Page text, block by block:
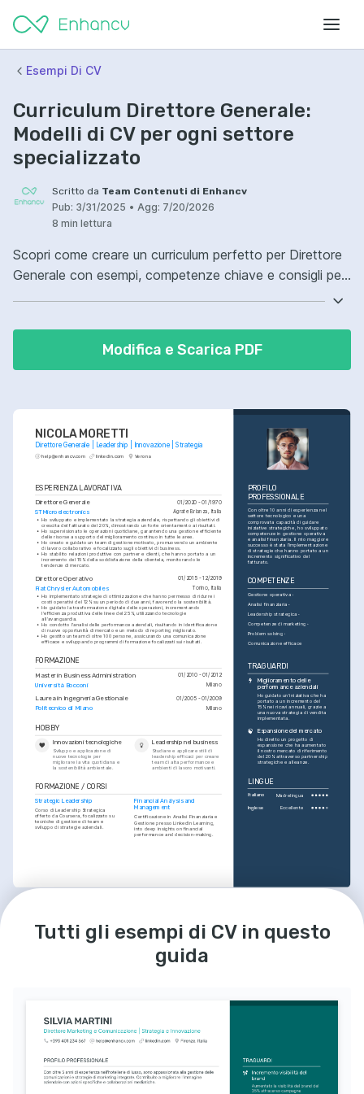
Esempi Di CV
Curriculum Direttore Generale:
Modelli di CV per ogni settore
specializzato
Scritto da Team Contenuti di Enhancv
Pub: 3/31/2025 • Agg: 7/20/2026
8 min lettura
Scopri come creare un curriculum perfetto per Direttore
Generale con esempi, competenze chiave e consigli per
Modifica e Scarica PDF
NICOLA MORETTI
Direttore Generale | Leadership | Innovazione | Strategia
help@enhancv.com linkedin.com Verona
ESPERIENZA LAVORATIVA
Direttore Generale 01/2020 - 01/1970
STMicroelectronics Agrate Brianza, Italia
• Ho sviluppato e implementato la strategia aziendale, rispettando gli obiettivi di
crescita del fatturato del 20%, dimostrando un forte orientamento ai risultati.
• Ho supervisionato le operazioni quotidiane, garantendo una gestione efficiente
delle risorse a supporto del miglioramento continuo in tutte le aree.
• Ho creato e guidato un team di gestione motivato, promuovendo un ambiente
di lavoro collaborativo e focalizzato sugli obiettivi di business.
• Ho stabilito relazioni produttive con partner e clienti, che hanno portato a un
incremento del 15% della soddisfazione della clientela, monitorando le
tendenze di mercato.
Direttore Operativo 01/2015 - 12/2019
Fiat Chrysler Automobiles Torino, Italia
• Ho implementato strategie di ottimizzazione che hanno permesso di ridurre i
costi operativi del 12% su un periodo di due anni, favorendo la sostenibilità.
• Ho guidato la trasformazione digitale delle operazioni, incrementando
l'efficienza produttiva delle linee del 25%, utilizzando tecnologie
all'avanguardia.
• Ho condotto l'analisi delle performance aziendali, risultando in identificazione
di nuove opportunità di mercato e un metodo di reporting migliorato.
• Ho gestito un team di oltre 100 persone, assicurando una comunicazione
efficace e sviluppando programmi di formazione focalizzati sui risultati.
FORMAZIONE
Master in Business Administration 01/2010 - 01/2012
Università Bocconi Milano
Laurea in Ingegneria Gestionale 01/2005 - 01/2009
Politecnico di Milano Milano
HOBBY
Innovazioni tecnologiche
Sviluppo e applicazione di
nuove tecnologie per
migliorare la vita quotidiana e
la sostenibilità ambientale.
Leadership nel business
Studiare e applicare stili di
leadership efficaci per creare
team di alta performance e
ambienti di lavoro motivanti.
FORMAZIONE / CORSI
Strategic Leadership
Corso di Leadership Strategica
offerto da Coursera, focalizzato su
tecniche di gestione di team e
sviluppo di strategie aziendali.
Financial Analysis and
Management
Certificazione in Analisi Finanziaria e
Gestione presso LinkedIn Learning,
into deep insights on financial
performance and decision-making.
PROFILO
PROFESSIONALE
Con oltre 10 anni di esperienza nel
settore tecnologico e una
comprovata capacità di guidare
iniziative strategiche, ho sviluppato
competenze in gestione operativa
e analisi finanziaria. Il mio maggiore
successo è stata l’implementazione
di strategie che hanno portato a un
incremento significativo del
fatturato.
COMPETENZE
Gestione operativa
Analisi finanziaria
Leadership strategica
Competenze di marketing
Problem solving
Comunicazione efficace
TRAGUARDI
Miglioramento delle
performance aziendali
Ho guidato un'iniziativa che ha
portato a un incremento del
15% nei ricavi annuali, grazie a
una nuova strategia di vendita
implementata.
Espansione del mercato
Ho diretto un progetto di
espansione che ha aumentato
il nostro mercato di riferimento
del 20% attraverso partnership
strategiche e alleanze.
LINGUE
Italiano Madrelingua
Inglese Eccellente
Tutti gli esempi di CV in questo
guida